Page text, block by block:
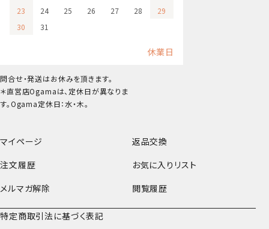
マイページ
返品交換
注文履歴
お気に入りリスト
メルマガ解除
閲覧履歴
特定商取引法に基づく表記
23
24 25 26 27 28
29
30
31
休業日
問合せ・発送はお休みを頂きます。
＊直営店Ogamaは、定休日が異なりま
す。Ogama定休日：水・木。